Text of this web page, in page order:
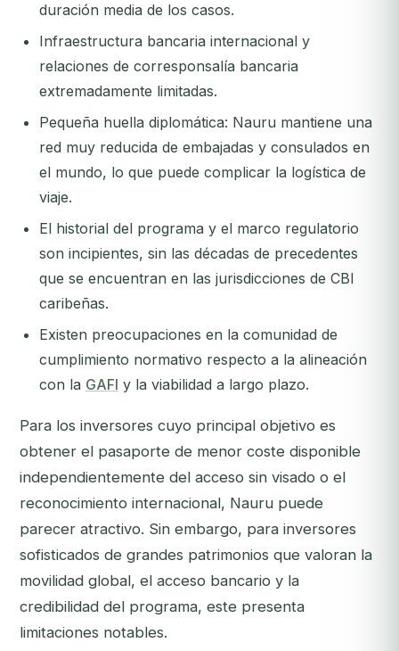
duración media de los casos.
Infraestructura bancaria internacional y
relaciones de corresponsalía bancaria
extremadamente limitadas.
Pequeña huella diplomática: Nauru mantiene una
red muy reducida de embajadas y consulados en
el mundo, lo que puede complicar la logística de
viaje.
El historial del programa y el marco regulatorio
son incipientes, sin las décadas de precedentes
que se encuentran en las jurisdicciones de CBI
caribeñas.
Existen preocupaciones en la comunidad de
cumplimiento normativo respecto a la alineación
con la GAFI y la viabilidad a largo plazo.
Para los inversores cuyo principal objetivo es
obtener el pasaporte de menor coste disponible
independientemente del acceso sin visado o el
reconocimiento internacional, Nauru puede
parecer atractivo. Sin embargo, para inversores
sofisticados de grandes patrimonios que valoran la
movilidad global, el acceso bancario y la
credibilidad del programa, este presenta
limitaciones notables.